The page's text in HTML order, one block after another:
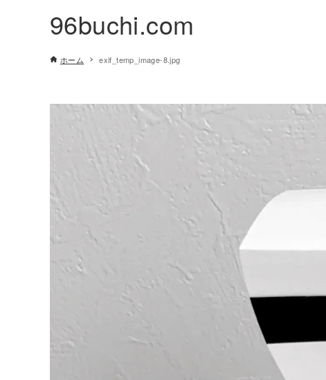
96buchi.com
ホーム exif_temp_image-8.jpg